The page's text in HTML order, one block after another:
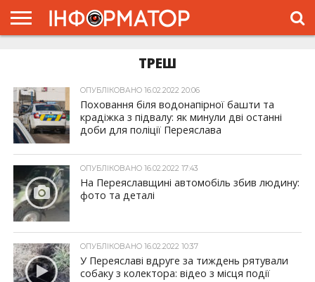
ТРЕШ
ОПУБЛІКОВАНО 16.02.2022 20:06
Поховання біля водонапірної башти та
крадіжка з підвалу: як минули дві останні
доби для поліції Переяслава
ОПУБЛІКОВАНО 16.02.2022 17:43
На Переяславщині автомобіль збив людину:
фото та деталі
ОПУБЛІКОВАНО 16.02.2022 10:37
У Переяславі вдруге за тиждень рятували
собаку з колектора: відео з місця події